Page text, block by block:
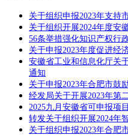
关于组织申报2023年支持
关于组织开展2024年度安
56条举措强化知识产权行
关于申报2023年度促进经
安徽省工业和信息化厅关
通知
关于申报2023年合肥市鼓
经发局关于开展2023年第
2025九月安徽省可申报项
转发关于组织开展2024年
关于组织申报2023年合肥